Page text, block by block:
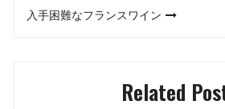
ナ
入手困難なフランスワイン
Related